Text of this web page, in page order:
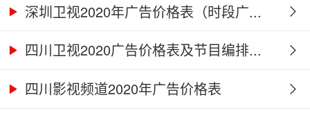
深圳卫视2020年广告价格表（时段广...
四川卫视2020广告价格表及节目编排...
四川影视频道2020年广告价格表